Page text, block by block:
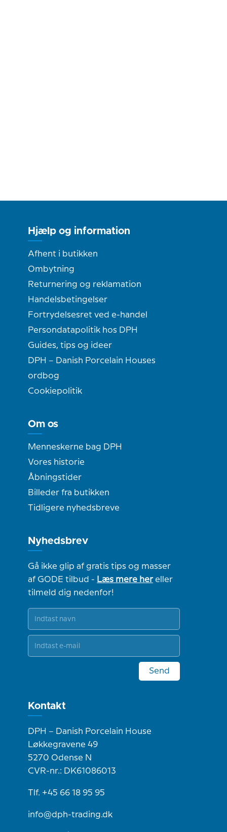
Hjælp og information
Afhent i butikken
Ombytning
Returnering og reklamation
Handelsbetingelser
Fortrydelsesret ved e-handel
Persondatapolitik hos DPH
Guides, tips og ideer
DPH – Danish Porcelain Houses
ordbog
Cookiepolitik
Om os
Menneskerne bag DPH
Vores historie
Åbningstider
Billeder fra butikken
Tidligere nyhedsbreve
Nyhedsbrev
Gå ikke glip af gratis tips og masser
af GODE tilbud - Læs mere hereller
tilmeld dig nedenfor!
Send
Kontakt
DPH – Danish Porcelain House
Løkkegravene 49
5270 Odense N
CVR-nr.: DK61086013
Tlf. +45 66 18 95 95
info@dph-trading.dk